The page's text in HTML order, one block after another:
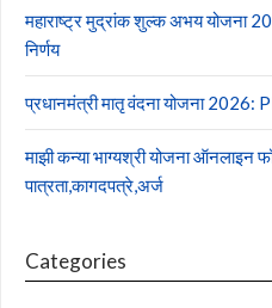
महाराष्ट्र मुद्रांक शुल्क अभय योजना
निर्णय
प्रधानमंत्री मातृ वंदना योजना
माझी कन्या भाग्यश्री योजना ऑनलाइन
पात्रता,कागदपत्रे,अर्ज
Categories